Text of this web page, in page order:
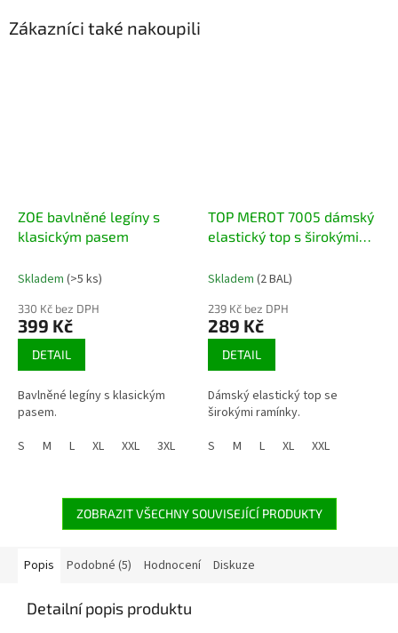
Zákazníci také nakoupili
ZOE bavlněné legíny s
klasickým pasem
Skladem (>5 ks)
330 Kč bez DPH
399 Kč
DETAIL
Bavlněné legíny s klasickým
pasem.
S
M L XL XXL 3XL
TOP MEROT 7005 dámský
elastický top s širokými
Skladem (2 BAL)
239 Kč bez DPH
289 Kč
DETAIL
Dámský elastický top se
širokými ramínky.
S
M L XL XXL
ZOBRAZIT VŠECHNY SOUVISEJÍCÍ PRODUKTY
Popis Podobné (5) Hodnocení Diskuze
Detailní popis produktu